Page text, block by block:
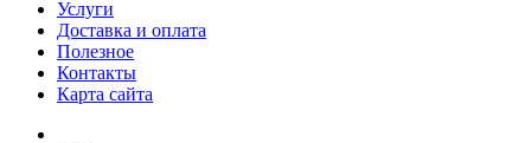
Услуги
Доставка и оплата
Полезное
Контакты
Карта сайта